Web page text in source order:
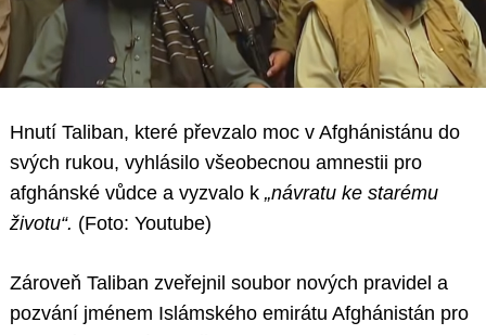
Hnutí Taliban, které převzalo moc v Afghánistánu do
svých rukou, vyhlásilo všeobecnou amnestii pro
afghánské vůdce a vyzvalo k „návratu ke starému
životu“. (Foto: Youtube)
Zároveň Taliban zveřejnil soubor nových pravidel a
pozvání jménem Islámského emirátu Afghánistán pro